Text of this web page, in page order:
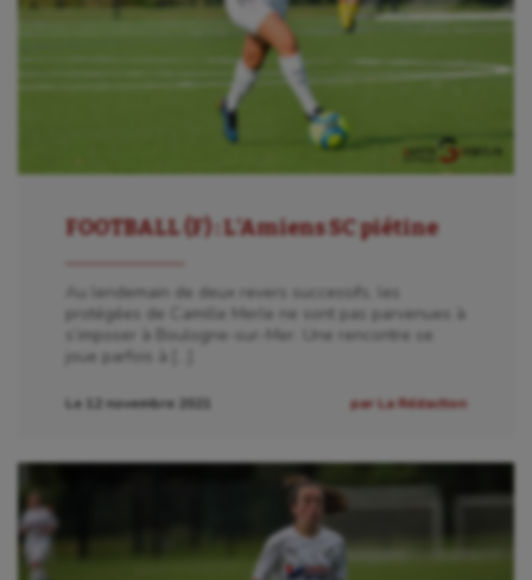
FOOTBALL (F) : L’Amiens SC piétine
Au lendemain de deux revers successifs, les
protégées de Camille Merle ne sont pas parvenues à
s’imposer à Boulogne-sur-Mer. Une rencontre se
joue parfois à […]
Le 12 novembre 2021 par La Rédaction